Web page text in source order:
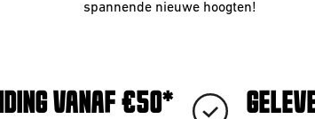
spannende nieuwe hoogten!
VANAF €50*